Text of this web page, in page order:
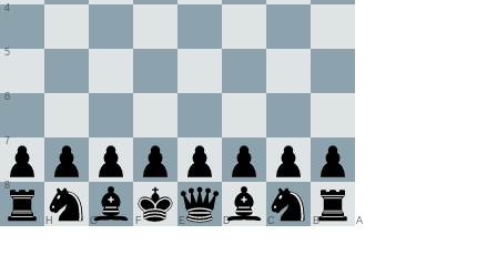
4
5
6
7
8
A
B
C
D
E
F
G
H